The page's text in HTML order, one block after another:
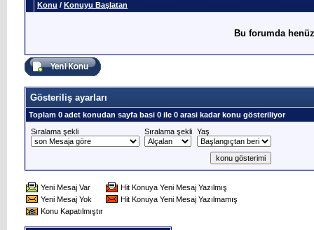
Konu / Konuyu Başlatan
Bu forumda
Gösteriliş ayarları
Toplam 0 adet konudan sayfa basi 0 ile 0 arasi kadar konu gösteriliyor
Sıralama şekli
Sıralama şekli Yaş
Yeni Mesaj Var
Hit Konuya Yeni Mesaj Yazılmış
Yeni Mesaj Yok
Hit Konuya Yeni Mesaj Yazılmamış
Konu Kapatılmıştır